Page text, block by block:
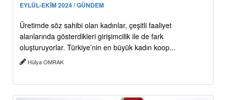
EYLÜL-EKİM 2024 / GÜNDEM
Üretimde söz sahibi olan kadınlar, çeşitli faaliyet
alanlarında gösterdikleri girişimcilik ile de fark
oluşturuyorlar. Türkiye’nin en büyük kadın koop...
Hülya OMRAK